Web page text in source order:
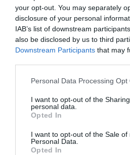
your opt-out. You may separately
disclosure of your personal
IAB’s list of downstream
also be disclosed by us to third
Downstream Participants that may
Personal Data Processing Opt
I want to opt-out of the
personal data.
Opted In
I want to opt-out of the Sale of
Personal Data.
Opted In
Brunkål med savojkål
Brunkål med savojkål är en